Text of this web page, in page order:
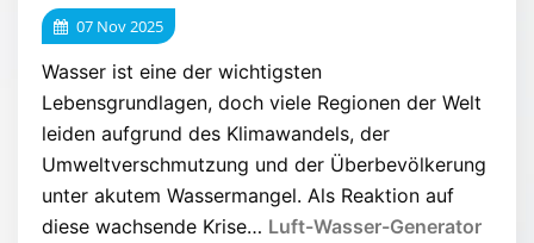
07 Nov 2025
Wasser ist eine der wichtigsten
Lebensgrundlagen, doch viele Regionen der Welt
leiden aufgrund des Klimawandels, der
Umweltverschmutzung und der Überbevölkerung
unter akutem Wassermangel. Als Reaktion auf
diese wachsende Krise… Luft-Wasser-Generator